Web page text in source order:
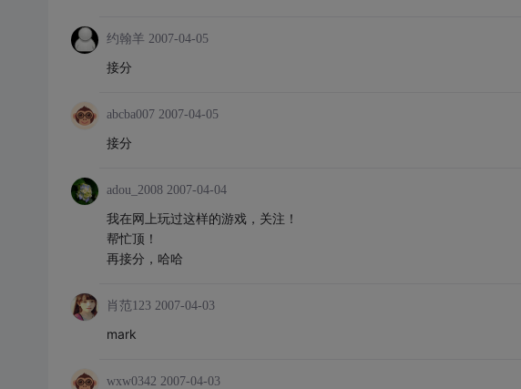
约翰羊 2007-04-05
接分
abcba007 2007-04-05
接分
adou_2008 2007-04-04
我在网上玩过这样的游戏，关注！
帮忙顶！
再接分，哈哈
肖范123 2007-04-03
mark
wxw0342 2007-04-03